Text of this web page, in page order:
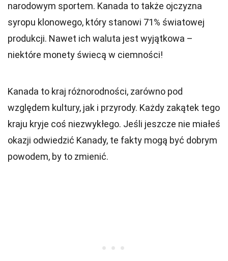
narodowym sportem. Kanada to także ojczyzna
syropu klonowego, który stanowi 71% światowej
produkcji. Nawet ich waluta jest wyjątkowa –
niektóre monety świecą w ciemności!
Kanada to kraj różnorodności, zarówno pod
względem kultury, jak i przyrody. Każdy zakątek tego
kraju kryje coś niezwykłego. Jeśli jeszcze nie miałeś
okazji odwiedzić Kanady, te fakty mogą być dobrym
powodem, by to zmienić.